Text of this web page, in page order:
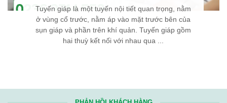
Tuyến giáp là một tuyến nội tiết quan trọng, nằm
ở vùng cổ trước, nằm áp vào mặt trước bên của
sụn giáp và phần trên khí quản. Tuyến giáp gồm
hai thuỳ kết nối với nhau qua ...